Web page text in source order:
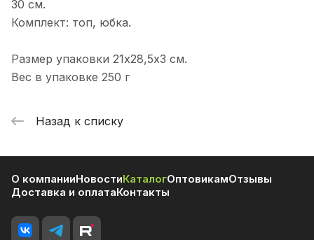
30 см.
Комплект: топ, юбка.
Размер упаковки 21х28,5х3 см.
Вес в упаковке 250 г
Назад к списку
О компанииНовостиКаталогОптовикамОтзывы
Доставка и оплатаКонтакты